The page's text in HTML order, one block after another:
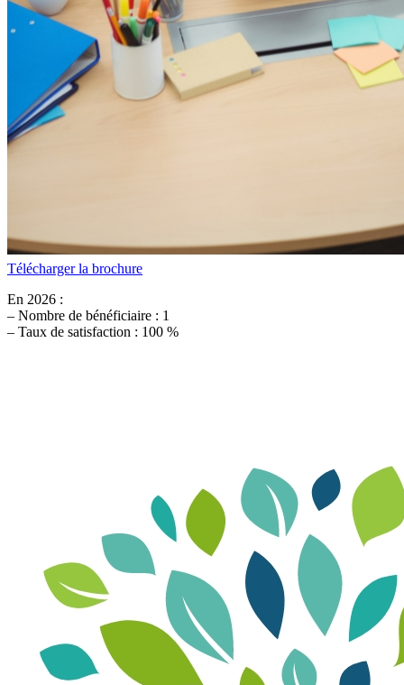
Télécharger la brochure
En 2026 :
– Nombre de bénéficiaire : 1
– Taux de satisfaction : 100 %